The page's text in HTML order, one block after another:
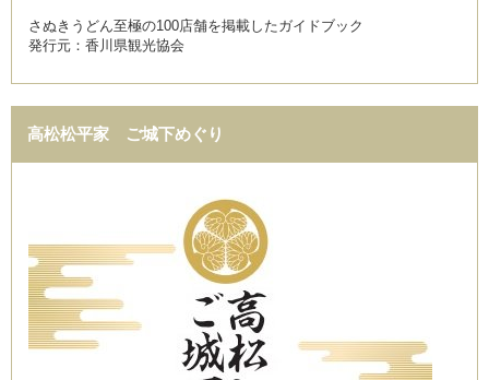
さぬきうどん至極の100店舗を掲載したガイドブック
発行元：香川県観光協会
高松松平家 ご城下めぐり